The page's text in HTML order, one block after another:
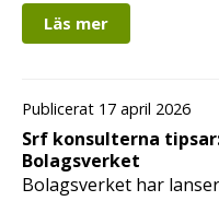
Läs mer
Publicerat 17 april 2026
Srf konsulterna
Bolagsverket
Bolagsverket har